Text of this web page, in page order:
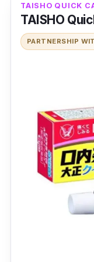
ทิ้งไว้ก่อนนอ
กัน 4 วัน แผ
คือดีมาก #แต่
ดีมากๆเลยค่
ในแผ่นแรก
แลหายเร็ว
ไม่แสบเวล
TAISHO QUICK
TAISHO
PARTNERSHIP